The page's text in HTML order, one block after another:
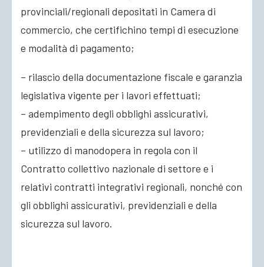
provinciali/regionali depositati in Camera di
commercio, che certifichino tempi di esecuzione
e modalità di pagamento;
– rilascio della documentazione fiscale e garanzia
legislativa vigente per i lavori effettuati;
– adempimento degli obblighi assicurativi,
previdenziali e della sicurezza sul lavoro;
– utilizzo di manodopera in regola con il
Contratto collettivo nazionale di settore e i
relativi contratti integrativi regionali, nonché con
gli obblighi assicurativi, previdenziali e della
sicurezza sul lavoro.